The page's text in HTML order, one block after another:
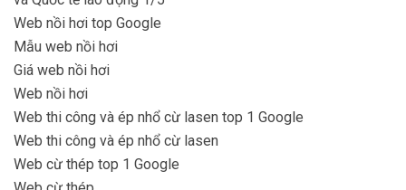
Web nồi hơi top Google
Mẫu web nồi hơi
Giá web nồi hơi
Web nồi hơi
Web thi công và ép nhổ cừ lasen top 1 Google
Web thi công và ép nhổ cừ lasen
Web cừ thép top 1 Google